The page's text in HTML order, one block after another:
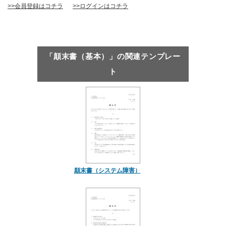
>>会員登録はコチラ >>ログインはコチラ
「顛末書（基本）」の関連テンプレー
ト
顛末書（システム障害）